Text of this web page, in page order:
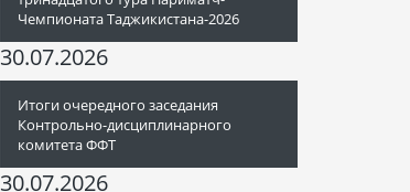
Чемпионата Таджикистана-2026
30.07.2026
Итоги очередного заседания
Контрольно-дисциплинарного
комитета ФФТ
30.07.2026